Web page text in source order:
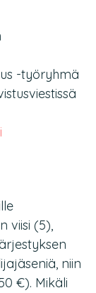
-työryhmä
viisi (5),
niin
€). Mikäli